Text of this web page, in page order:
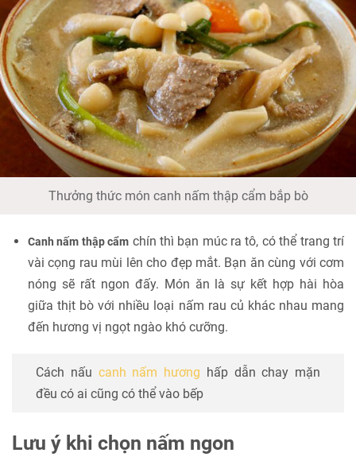
Thưởng thức món canh nấm thập cẩm bắp bò
Canh nấm thập cẩm chín thì bạn múc ra tô, có thể trang trí
vài cọng rau mùi lên cho đẹp mắt. Bạn ăn cùng với cơm
nóng sẽ rất ngon đấy. Món ăn là sự kết hợp hài hòa
giữa thịt bò với nhiều loại nấm rau củ khác nhau mang
đến hương vị ngọt ngào khó cưỡng.
Cách nấu canh nấm hương hấp dẫn chay mặn
đều có ai cũng có thể vào bếp
Lưu ý khi chọn nấm ngon